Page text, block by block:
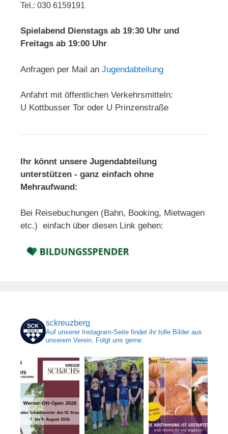
Tel.: 030 6159191
Spielabend Dienstags ab 19:30 Uhr und
Freitags ab 19:00 Uhr
Anfragen per Mail an Jugendabteilung
Anfahrt mit öffentlichen Verkehrsmitteln:
U Kottbusser Tor oder U Prinzenstraße
Ihr könnt unsere Jugendabteilung
unterstützen - ganz einfach ohne
Mehraufwand:
Bei Reisebuchungen (Bahn, Booking, Mietwagen
etc.) einfach über diesen Link gehen:
sckreuzberg
Auf unserer Instagram-Seite findet ihr tolle Bilder aus
unserem Verein. Folgt uns gerne.